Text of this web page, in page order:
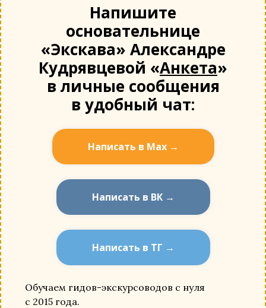
Напишите
основательнице
«Экскава» Александре
Кудрявцевой «Анкета»
в личные сообщения
в удобный чат:
Написать в Мах →
Написать в ВК →
Написать в ТГ →
Обучаем гидов-экскурсоводов с нуля
с 2015 года.